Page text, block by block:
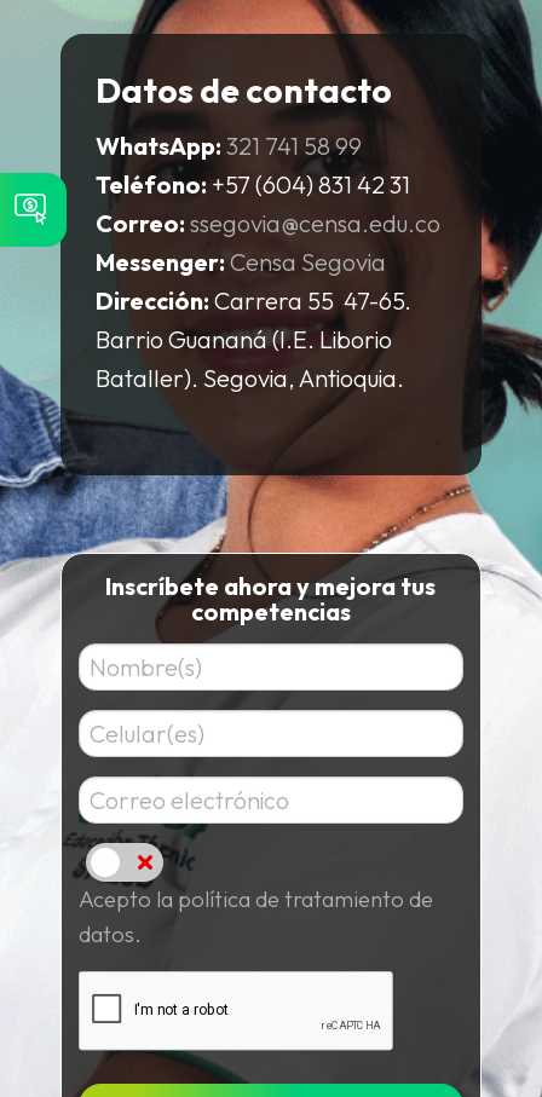
Datos de contacto
WhatsApp: 321 741 58 99
Teléfono:+57 (604) 831 42 31
Correo: ssegovia@censa.edu.co
Messenger: Censa Segovia
Dirección: Carrera 55 47-65.
Barrio Guananá (I.E. Liborio
Bataller). Segovia, Antioquia.
Inscríbete ahora y mejora tus
competencias
Acepto
Acepto la política de tratamiento de
datos.